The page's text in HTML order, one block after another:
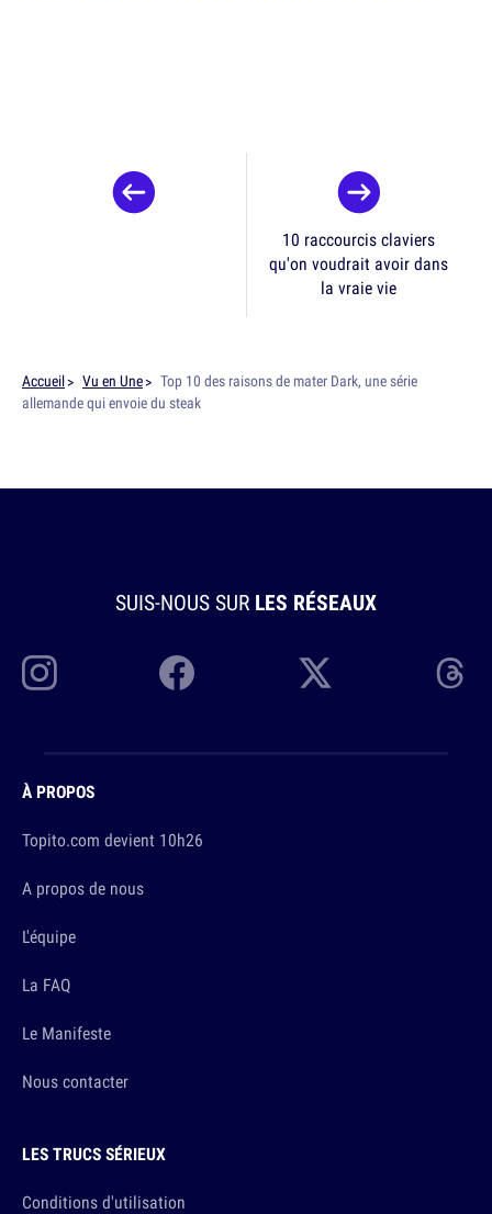
10 raccourcis claviers
qu'on voudrait avoir dans
la vraie vie
Accueil Vu en Une
Top 10 des raisons de mater Dark, une série
allemande qui envoie du steak
SUIS-NOUS SUR LES RÉSEAUX
À PROPOS
Topito.com devient 10h26
A propos de nous
L'équipe
La FAQ
Le Manifeste
Nous contacter
LES TRUCS SÉRIEUX
Conditions d'utilisation